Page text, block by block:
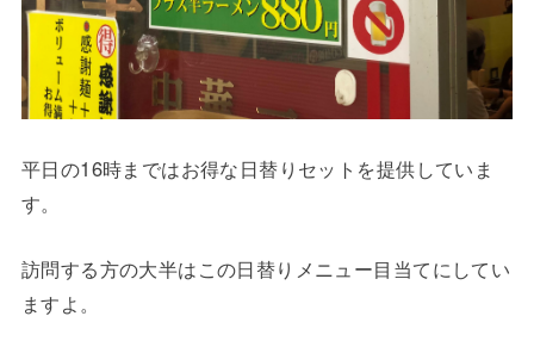
平日の16時まではお得な日替りセットを提供していま
す。
訪問する方の大半はこの日替りメニュー目当てにしてい
ますよ。